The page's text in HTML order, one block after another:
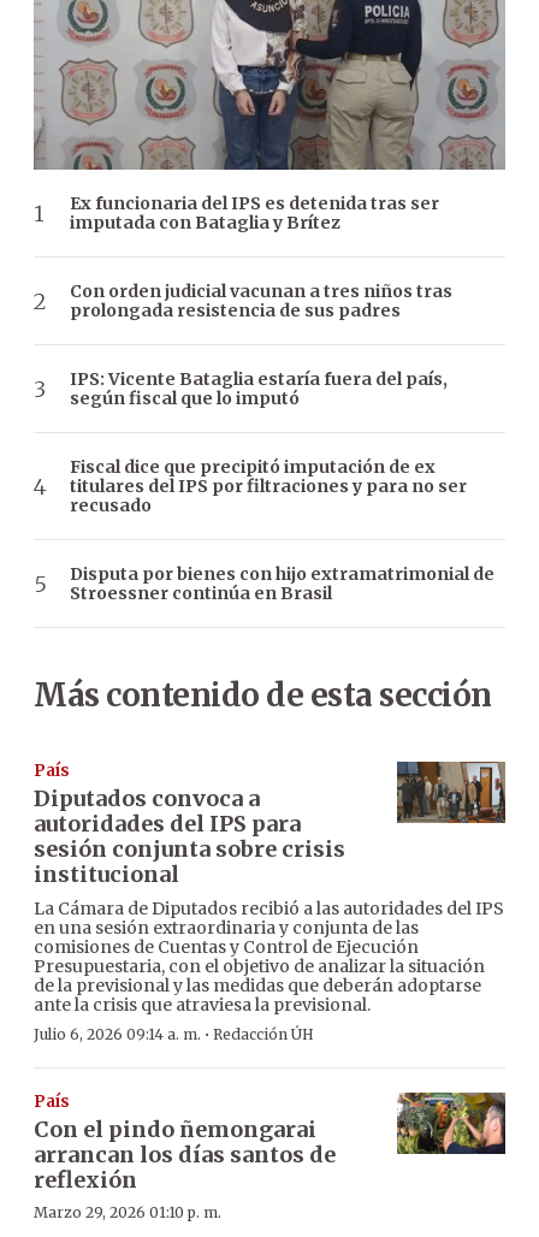
Ex funcionaria del IPS es detenida tras ser
imputada con Bataglia y Brítez
Con orden judicial vacunan a tres niños tras
prolongada resistencia de sus padres
IPS: Vicente Bataglia estaría fuera del país,
según fiscal que lo imputó
Fiscal dice que precipitó imputación de ex
titulares del IPS por filtraciones y para no ser
recusado
Disputa por bienes con hijo extramatrimonial de
Stroessner continúa en Brasil
Más contenido de esta sección
País
Diputados convoca a
autoridades del IPS para
sesión conjunta sobre crisis
institucional
La Cámara de Diputados recibió a las autoridades del IPS
en una sesión extraordinaria y conjunta de las
comisiones de Cuentas y Control de Ejecución
Presupuestaria, con el objetivo de analizar la situación
de la previsional y las medidas que deberán adoptarse
ante la crisis que atraviesa la previsional.
Julio 6, 2026 09:14 a. m. · Redacción ÚH
País
Con el pindo ñemongarai
arrancan los días santos de
reflexión
Marzo 29, 2026 01:10 p. m.